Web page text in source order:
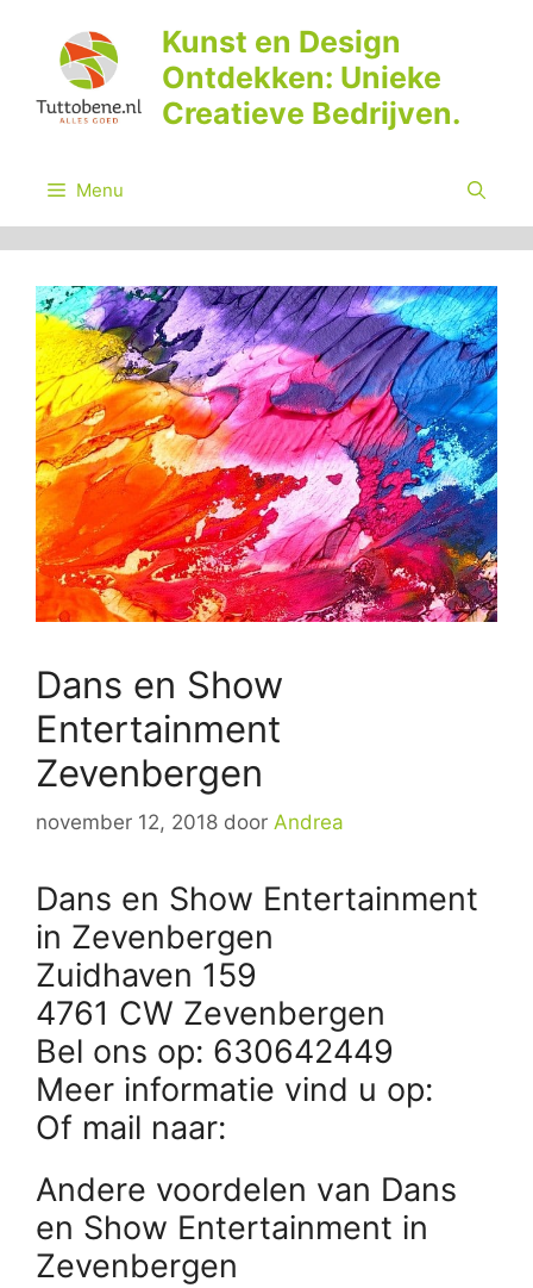
inhoud
Kunst en Design
Ontdekken: Unieke
Creatieve Bedrijven.
Menu
Dans en Show
Entertainment
Zevenbergen
november 12, 2018 door Andrea
Dans en Show Entertainment
in Zevenbergen
Zuidhaven 159
4761 CW Zevenbergen
Bel ons op: 630642449
Meer informatie vind u op:
Of mail naar:
Andere voordelen van Dans
en Show Entertainment in
Zevenbergen